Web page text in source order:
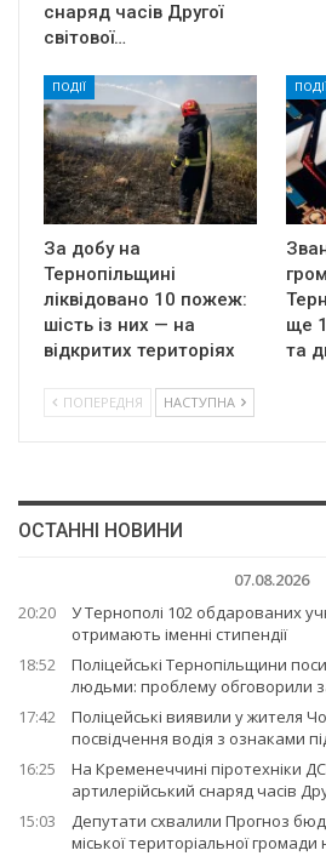
снаряд часів Другої
світової…
ПОДІЇ
За добу на
Тернопільщині
ліквідовано 10 пожеж:
шість із них — на
відкритих територіях
ще
та
ПОПЕРЕДНЯ НАСТУПНА
ОСТАННІ НОВИНИ
07.08.2026
20:20
У Тернополі 102 обдарованих
отримають іменні стипендії
18:52
Поліцейські Тернопільщини
людьми: проблему обговорили
17:42
Поліцейські виявили у жителя
посвідчення водія з ознаками
16:25
На Кременеччині піротехніки
артилерійський снаряд часів
15:03
Депутати схвалили Прогноз
міської територіальної громади